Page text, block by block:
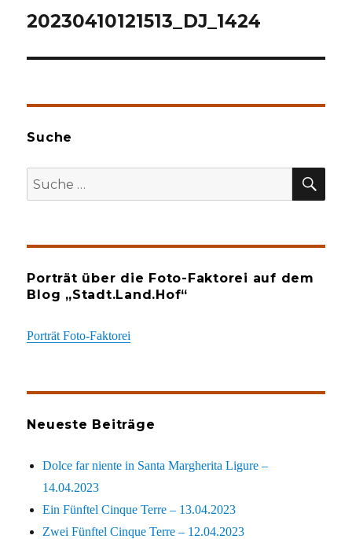
20230410121513_DJ_1424
Suche
Suche
nach:
Porträt über die Foto-Faktorei auf dem
Blog „Stadt.Land.Hof“
Porträt Foto-Faktorei
Neueste Beiträge
Dolce far niente in Santa Margherita Ligure –
14.04.2023
Ein Fünftel Cinque Terre – 13.04.2023
Zwei Fünftel Cinque Terre – 12.04.2023